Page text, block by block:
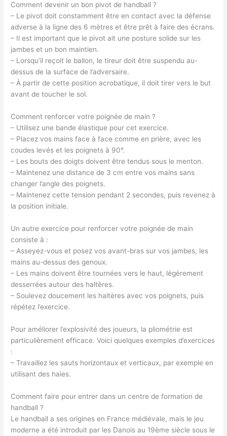
Comment devenir un bon pivot de handball ?
– Le pivot doit constamment être en contact avec la défense
adverse à la ligne des 6 mètres et être prêt à faire des écrans.
– Il est important que le pivot ait une posture solide sur les
jambes et un bon maintien.
– Lorsqu’il reçoit le ballon, le tireur doit être suspendu au-
dessus de la surface de l’adversaire.
– À partir de cette position acrobatique, il doit tirer vers le but
avant de toucher le sol.
Comment renforcer votre poignée de main ?
– Utilisez une bande élastique pour cet exercice.
– Placez vos mains face à face comme en prière, avec les
coudes levés et les poignets à 90°.
– Les bouts des doigts doivent être tendus sous le menton.
– Maintenez une distance de 3 cm entre vos mains sans
changer l’angle des poignets.
– Maintenez cette tension pendant 2 secondes, puis revenez à
la position initiale.
Un autre exercice pour renforcer votre poignée de main
consiste à :
– Asseyez-vous et posez vos avant-bras sur vos jambes, les
mains au-dessus des genoux.
– Les mains doivent être tournées vers le haut, légèrement
desserrées autour des haltères.
– Soulevez doucement les haltères avec vos poignets, puis
répétez l’exercice.
Pour améliorer l’explosivité des joueurs, la pliométrie est
particulièrement efficace. Voici quelques exemples d’exercices
:
– Travaillez les sauts horizontaux et verticaux, par exemple en
utilisant des haies.
Comment faire pour entrer dans un centre de formation de
handball ?
Le handball a ses origines en France médiévale, mais le jeu
moderne a été introduit par les Danois au 19ème siècle sous le